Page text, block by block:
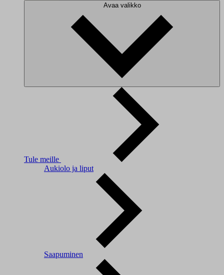
Avaa valikko
Tule meille
Aukiolo ja liput
Saapuminen